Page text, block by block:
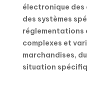
électronique
des systèmes
réglementations
complexes et
marchandises,
situation